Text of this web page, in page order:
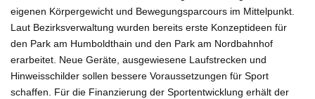
eigenen Körpergewicht und Bewegungsparcours im Mittelpunkt.
Laut Bezirksverwaltung wurden bereits erste Konzeptideen für
den Park am Humboldthain und den Park am Nordbahnhof
erarbeitet. Neue Geräte, ausgewiesene Laufstrecken und
Hinweisschilder sollen bessere Voraussetzungen für Sport
schaffen. Für die Finanzierung der Sportentwicklung erhält der